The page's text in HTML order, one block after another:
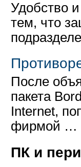
Удобство
тем, что
После
пакета
Internet,
фирмой …
ПК и